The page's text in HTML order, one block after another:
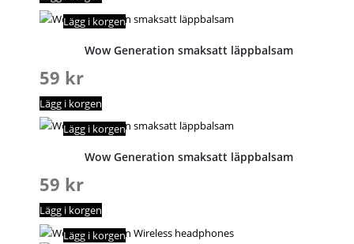
Lägg i korgen
Wow Generation smaksatt läppbalsam
59 kr
Lägg i korgen
Lägg i korgen
Wow Generation smaksatt läppbalsam
59 kr
Lägg i korgen
Lägg i korgen